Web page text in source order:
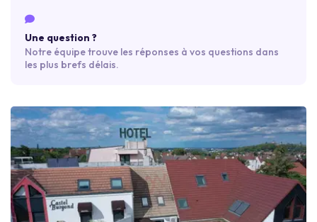
Une question ?
Notre équipe trouve les réponses à vos questions dans
les plus brefs délais.